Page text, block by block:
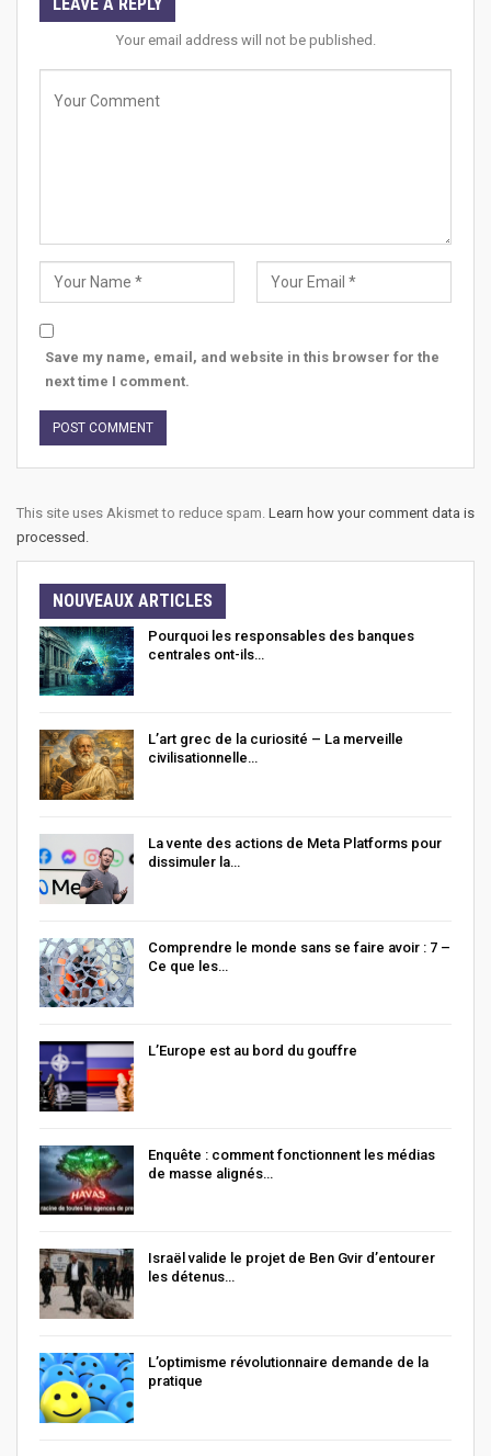
Your email address will not be published.
Save my name, email, and website in this browser for the
next time I comment.
This site uses Akismet to reduce spam. Learn how your comment data is
processed.
NOUVEAUX ARTICLES
Pourquoi les responsables des banques
centrales ont-ils…
L’art grec de la curiosité – La merveille
civilisationnelle…
La vente des actions de Meta Platforms pour
dissimuler la…
Comprendre le monde sans se faire avoir : 7 –
Ce que les…
L’Europe est au bord du gouffre
Enquête : comment fonctionnent les médias
de masse alignés…
Israël valide le projet de Ben Gvir d’entourer
les détenus…
L’optimisme révolutionnaire demande de la
pratique